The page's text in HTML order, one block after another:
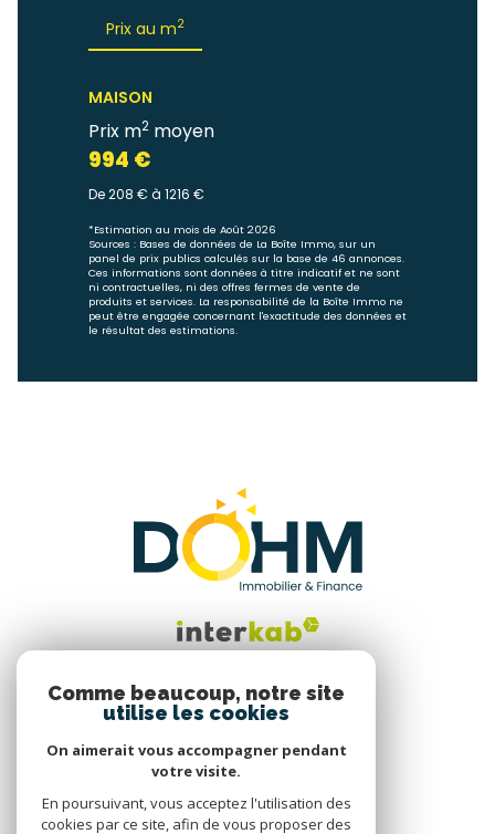
Prix au m2
MAISON
Prix m2 moyen
994 €
De 208 € à 1216 €
*Estimation au mois de Août 2026
Sources : Bases de données de La Boîte Immo, sur un
panel de prix publics calculés sur la base de 46 annonces.
Ces informations sont données à titre indicatif et ne sont
ni contractuelles, ni des offres fermes de vente de
produits et services. La responsabilité de la Boîte Immo ne
peut être engagée concernant l'exactitude des données et
le résultat des estimations.
Nous suivre
Comme beaucoup, notre site
utilise les cookies
On aimerait vous accompagner pendant
votre visite.
En poursuivant, vous acceptez l'utilisation des
cookies par ce site, afin de vous proposer des